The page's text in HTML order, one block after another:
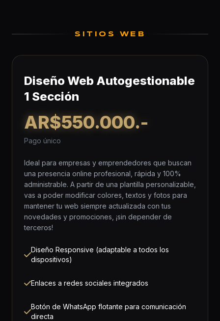
SITIOS WEB
Diseño Web Autogestionable
1 Sección
AR$550.000.-
Pago único
Ideal para empresas y emprendedores que buscan
una presencia online profesional, rápida y 100%
administrable. A partir de una plantilla personalizable,
vas a poder modificar colores, textos y fotos para
mantener tu web siempre actualizada con tus
novedades y promociones, ¡sin depender de
terceros!
Diseño Responsive (adaptable a todos los
dispositivos)
Enlaces a redes sociales integrados
Botón de WhatsApp flotante para comunicación
directa